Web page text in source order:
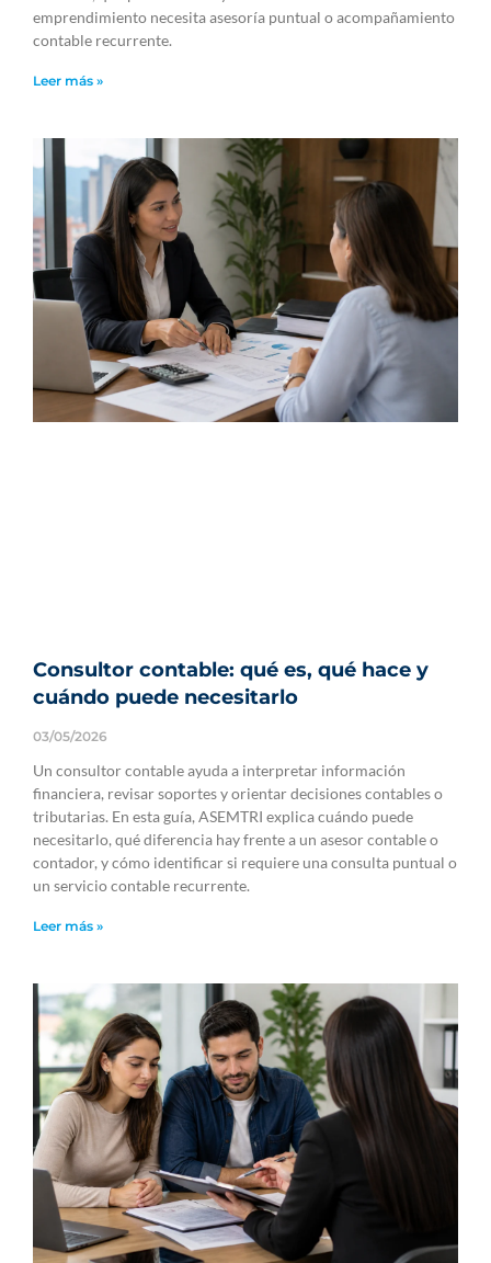
emprendimiento necesita asesoría puntual o acompañamiento
contable recurrente.
Leer más »
Consultor contable: qué es, qué hace y
cuándo puede necesitarlo
03/05/2026
Un consultor contable ayuda a interpretar información
financiera, revisar soportes y orientar decisiones contables o
tributarias. En esta guía, ASEMTRI explica cuándo puede
necesitarlo, qué diferencia hay frente a un asesor contable o
contador, y cómo identificar si requiere una consulta puntual o
un servicio contable recurrente.
Leer más »